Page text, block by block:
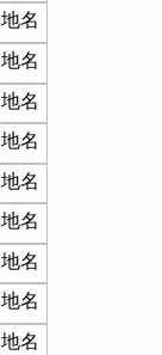
地名
地名
地名
地名
地名
地名
地名
地名
地名